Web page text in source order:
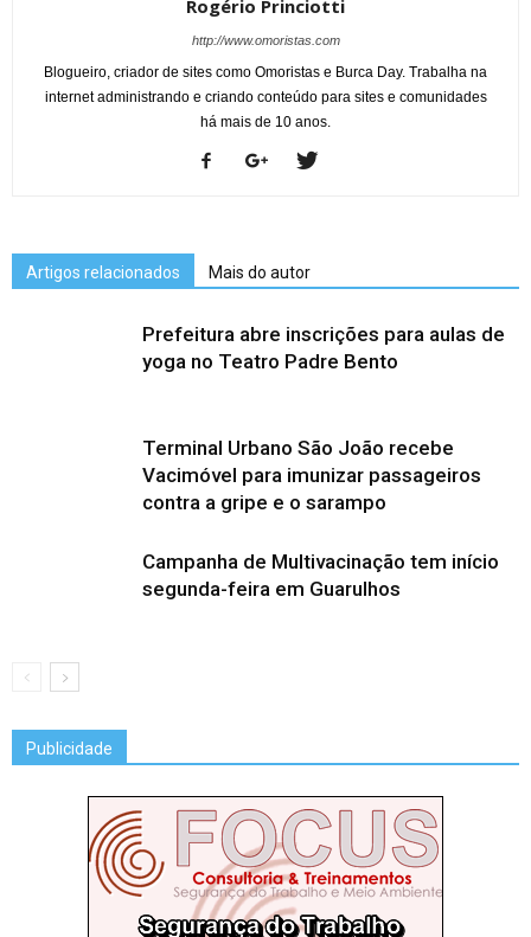
Rogério Princiotti
http://www.omoristas.com
Blogueiro, criador de sites como Omoristas e Burca Day. Trabalha na
internet administrando e criando conteúdo para sites e comunidades
há mais de 10 anos.
Artigos relacionados Mais do autor
Prefeitura abre inscrições para aulas de
yoga no Teatro Padre Bento
Terminal Urbano São João recebe
Vacimóvel para imunizar passageiros
contra a gripe e o sarampo
Campanha de Multivacinação tem início
segunda-feira em Guarulhos
Publicidade